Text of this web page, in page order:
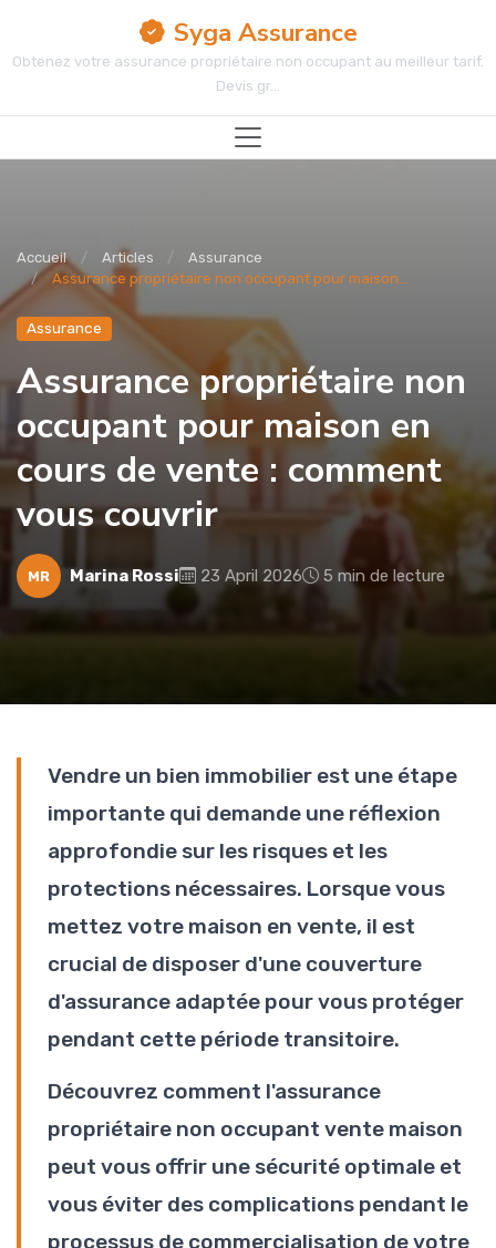
Syga Assurance
Obtenez votre assurance propriétaire non occupant au meilleur tarif.
Devis gr...
Accueil Articles
Assurance
Assurance propriétaire non occupant pour maison...
Assurance
Assurance propriétaire non
occupant pour maison en
cours de vente : comment
vous couvrir
MR Marina Rossi 23 April 2026 5 min de lecture
Vendre un bien immobilier est une étape
importante qui demande une réflexion
approfondie sur les risques et les
protections nécessaires. Lorsque vous
mettez votre maison en vente, il est
crucial de disposer d'une couverture
d'assurance adaptée pour vous protéger
pendant cette période transitoire.
Découvrez comment l'assurance
propriétaire non occupant vente maison
peut vous offrir une sécurité optimale et
vous éviter des complications pendant le
processus de commercialisation de votre